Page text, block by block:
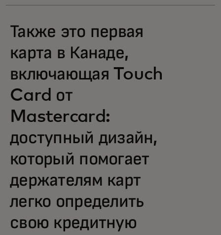
Также это первая
карта в Канаде,
включающая Touch
Card от
Mastercard:
доступный дизайн,
который помогает
держателям карт
легко определить
свою кредитную